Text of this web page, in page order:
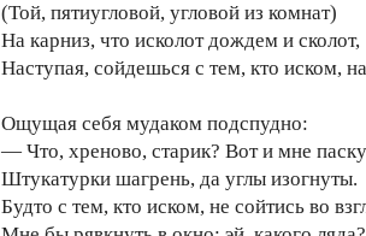
(Той, пятиугловой, угловой из комнат)
На карниз, что исколот дождем и сколот,
Наступая, сойдешься с тем, кто иском,
Ощущая себя мудаком подспудно:
— Что, хреново, старик? Вот и мне
Штукатурки шагрень, да углы изогнуты.
Будто с тем, кто иском, не сойтись во